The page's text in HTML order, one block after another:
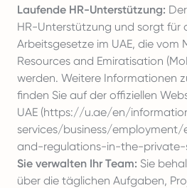
Laufende HR-Unterstützung:
HR-Unterstützung und sorgt für
Arbeitsgesetze im UAE, die vom
Resources and Emiratisation
werden. Weitere Informationen
finden Sie auf der offiziellen
UAE (https://u.ae/en/
services/business/
and-regulations-in-the-
Sie verwalten Ihr Team: Sie
über die täglichen Aufgaben,